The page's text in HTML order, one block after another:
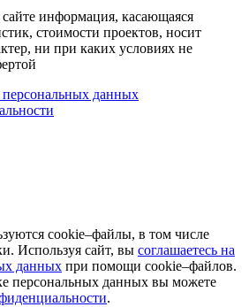
информация, касающаяся
стоимости проектов, носит
ни при каких условиях не
персональных данных
cookie–файлы, в том числе
Используя сайт, вы соглашаетесь на
данных при помощи cookie–файлов.
персональных данных вы можете
.